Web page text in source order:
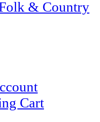
& Country
Cart